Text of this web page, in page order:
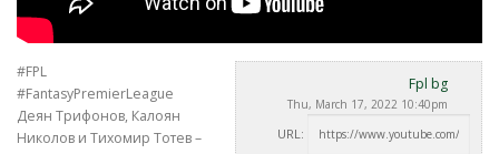
Fpl bg
Thu, March 17, 2022 10:40pm
URL:
#FPL
#FantasyPremierLeague
Деян Трифонов, Калоян
Николов и Тихомир Тотев –